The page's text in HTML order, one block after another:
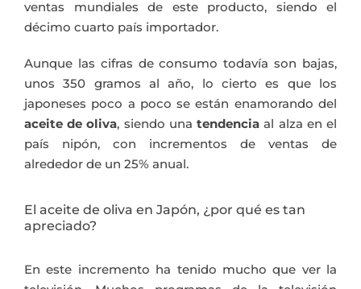
ventas mundiales de este producto, siendo el
décimo cuarto país importador.
Aunque las cifras de consumo todavía son bajas,
unos 350 gramos al año, lo cierto es que los
japoneses poco a poco se están enamorando del
aceite de oliva, siendo unatendencia al alza en el
país nipón, con incrementos de ventas de
alrededor de un 25% anual.
El aceite de oliva en Japón, ¿por qué es tan
apreciado?
En este incremento ha tenido mucho que ver la